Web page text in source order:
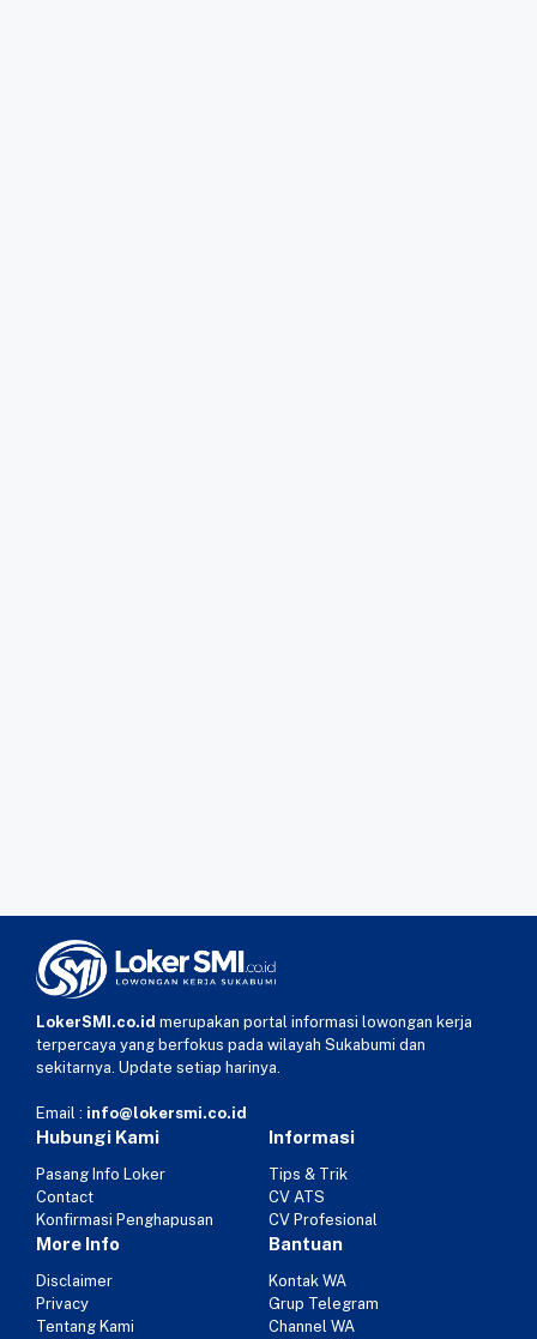
LokerSMI.co.id merupakan portal informasi lowongan kerja
terpercaya yang berfokus pada wilayah Sukabumi dan
sekitarnya. Update setiap harinya.
Email : info@lokersmi.co.id
Hubungi Kami
Pasang Info Loker
Contact
Konfirmasi Penghapusan
Informasi
Tips & Trik
CV ATS
CV Profesional
More Info
Disclaimer
Privacy
Tentang Kami
Bantuan
Kontak WA
Grup Telegram
Channel WA